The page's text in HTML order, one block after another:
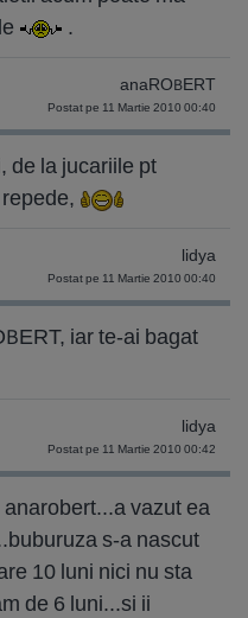
.
anaROBERT
Postat pe 11 Martie 2010 00:40
de la jucariile pt
lidya
Postat pe 11 Martie 2010 00:40
iar te-ai bagat
lidya
Postat pe 11 Martie 2010 00:42
vazut ea
s-a nascut
10 luni nici nu sta
de 6 luni...si ii